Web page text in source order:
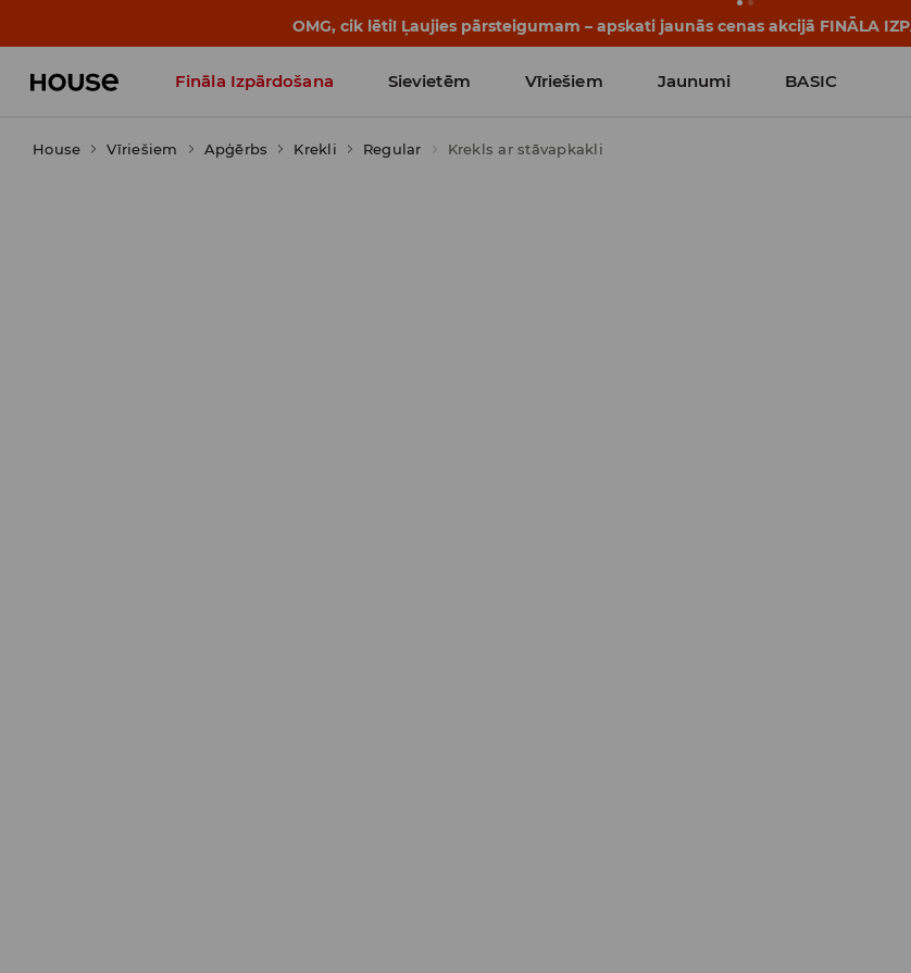
OMG, cik lēti! Ļaujies pārsteigumam – apskati jaunās cenas akcijā FINĀLA
Fināla Izpārdošana Sievietēm Vīriešiem Jaunumi BASIC
Influencers' Faves
House Vīriešiem Apģērbs Krekli Regular Krekls ar stāvapkakli